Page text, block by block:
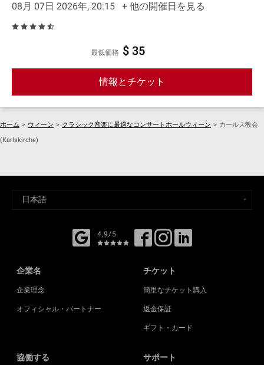
08月 07日 2026年, 20:15
+ 他の開催日を見る
最低価格 $ 35
情報とチケット
ホーム > ウィーン > クラシック音楽に最適なコンサートホールウィーン > カールス教会
(Karlskirche)
4,9/5
企業名
企業理念
オフィシャル・パートナー
チケット
簡単なチケット購入
返金保証
ギフト・カード
協働する サポート